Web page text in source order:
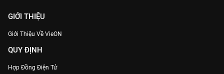
GIỚI THIỆU
Giới Thiệu Về VieON
QUY ĐỊNH
Hợp Đồng Điện Tử